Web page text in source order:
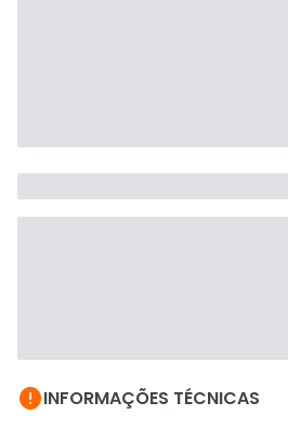
INFORMAÇÕES TÉCNICAS